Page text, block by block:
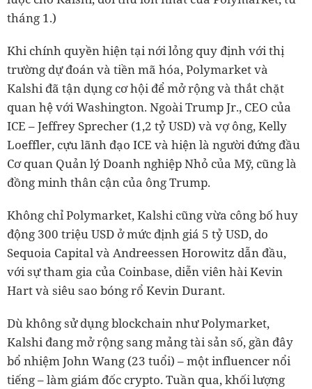
tháng 1.)
Khi chính quyền hiện tại nới lỏng quy định với thị
trường dự đoán và tiền mã hóa, Polymarket và
Kalshi đã tận dụng cơ hội để mở rộng và thắt chặt
quan hệ với Washington. Ngoài Trump Jr., CEO của
ICE – Jeffrey Sprecher (1,2 tỷ USD) và vợ ông, Kelly
Loeffler, cựu lãnh đạo ICE và hiện là người đứng đầu
Cơ quan Quản lý Doanh nghiệp Nhỏ của Mỹ, cũng là
đồng minh thân cận của ông Trump.
Không chỉ Polymarket, Kalshi cũng vừa công bố huy
động 300 triệu USD ở mức định giá 5 tỷ USD, do
Sequoia Capital và Andreessen Horowitz dẫn đầu,
với sự tham gia của Coinbase, diễn viên hài Kevin
Hart và siêu sao bóng rổ Kevin Durant.
Dù không sử dụng blockchain như Polymarket,
Kalshi đang mở rộng sang mảng tài sản số, gần đây
bổ nhiệm John Wang (23 tuổi) – một influencer nổi
tiếng – làm giám đốc crypto. Tuần qua, khối lượng